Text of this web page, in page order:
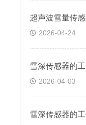
2026-04-24
2026-04-03